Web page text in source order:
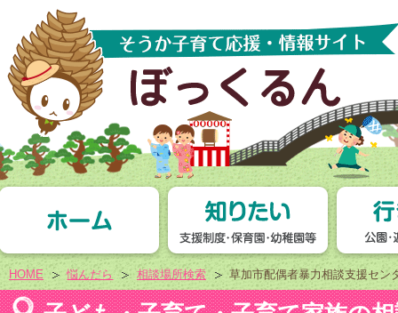
HOME 悩んだら 相談場所検索 草加市配偶者暴力相談支援セン